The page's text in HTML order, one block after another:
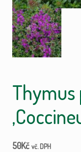
Thymus
50Kč vč. DPH